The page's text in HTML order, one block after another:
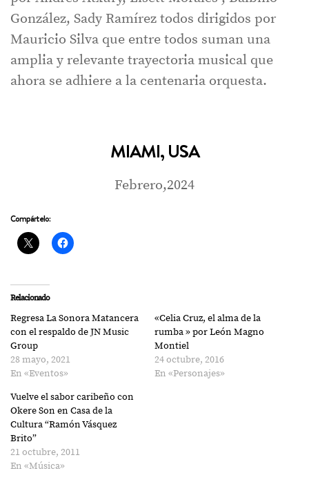
González, Sady Ramírez todos dirigidos por
Mauricio Silva que entre todos suman una
amplia y relevante trayectoria musical que
ahora se adhiere a la centenaria orquesta.
MIAMI, USA
Febrero,2024
Compártelo:
Relacionado
Regresa La Sonora Matancera
con el respaldo de JN Music
Group
28 mayo, 2021
En «Eventos»
«Celia Cruz, el alma de la
rumba » por León Magno
Montiel
24 octubre, 2016
En «Personajes»
Vuelve el sabor caribeño con
Okere Son en Casa de la
Cultura “Ramón Vásquez
Brito”
21 octubre, 2011
En «Música»